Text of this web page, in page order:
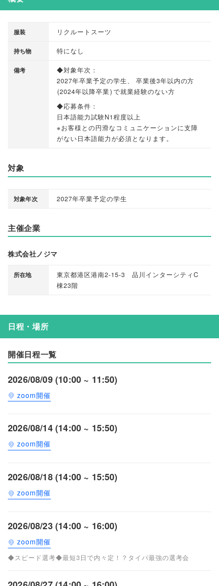
服装 リクルートスーツ
持ち物 特になし
備考
◆対象年次：
2027年卒業予定の学生
卒業後3年以内の方
(2024年以降卒業)で就業経験のない方
◆応募条件：
日本語能力試験N1程度以上
※お客様との円滑なコミュニケーションに支障
がない日本語能力が必須となります 。
対象
対象年次 2027年卒業予定の学生
主催企業
株式会社ノジマ
所在地
東京都港区港南2-15-3 品川インターシティC
棟23階
日程・場所
開催日程一覧
2026/08/09 (10:00 ~ 11:50)
zoom開催
2026/08/14 (14:00 ~ 15:50)
zoom開催
2026/08/18 (14:00 ~ 15:50)
zoom開催
2026/08/23 (14:00 ~ 16:00)
zoom開催
◆スピード選考◆最短3日で内々定！？タイパ最強の選考会